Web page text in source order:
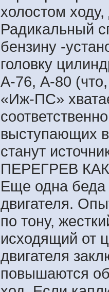
холостом ходу,
Радикальный
бензину -
головку
А-76, А-80
«Иж-ПС»
выступающих
станут
ПЕРЕГРЕВ
Еще одна беда
двигателя.
по тону,
исходящий от
двигателя
повышаются